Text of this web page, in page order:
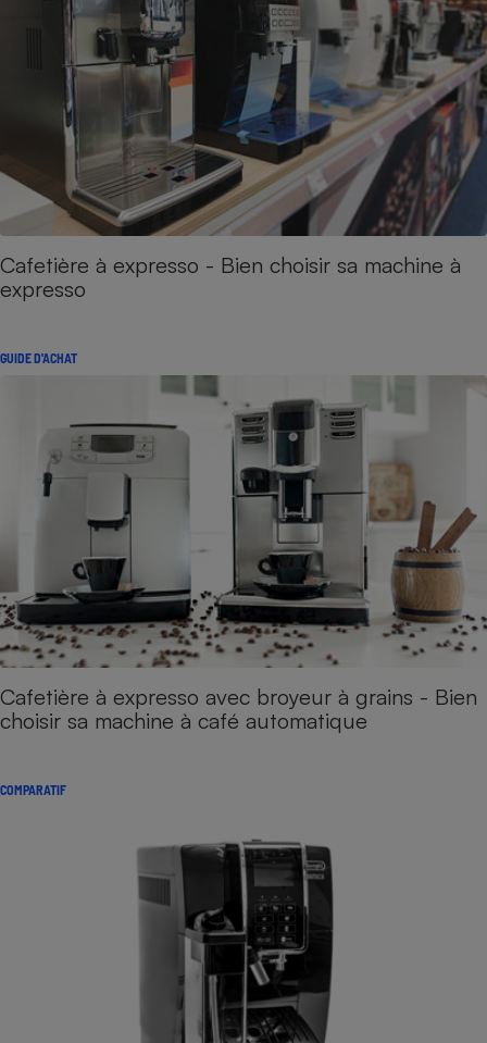
Cafetière à expresso - Bien choisir sa machine à
expresso
GUIDE D'ACHAT
Cafetière à expresso avec broyeur à grains - Bien
choisir sa machine à café automatique
COMPARATIF